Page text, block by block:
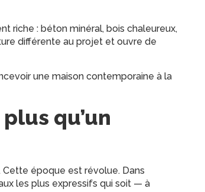
riche : béton minéral, bois chaleureux,
différente au projet et ouvre de
une maison contemporaine à la
qu’un
Cette époque est révolue. Dans
les plus expressifs qui soit — à